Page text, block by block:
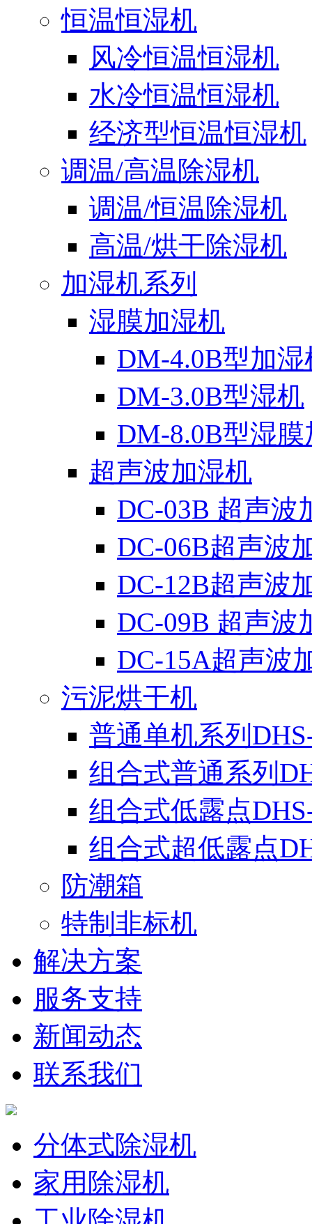
恒温恒湿机
风冷恒温恒湿机
水冷恒温恒湿机
经济型恒温恒湿机
调温/高温除湿机
调温/恒温除湿机
高温/烘干除湿机
加湿机系列
湿膜加湿机
DM-4.0B型加湿
DM-3.0B型湿机
DM-8.0B型湿
超声波加湿机
DC-03B 超声波
DC-06B超声波
DC-12B超声波
DC-09B 超声波
DC-15A超声波
污泥烘干机
普通单机系列
组合式普通系列
组合式低露点
组合式超低露点
防潮箱
特制非标机
解决方案
服务支持
新闻动态
联系我们
分体式除湿机
家用除湿机